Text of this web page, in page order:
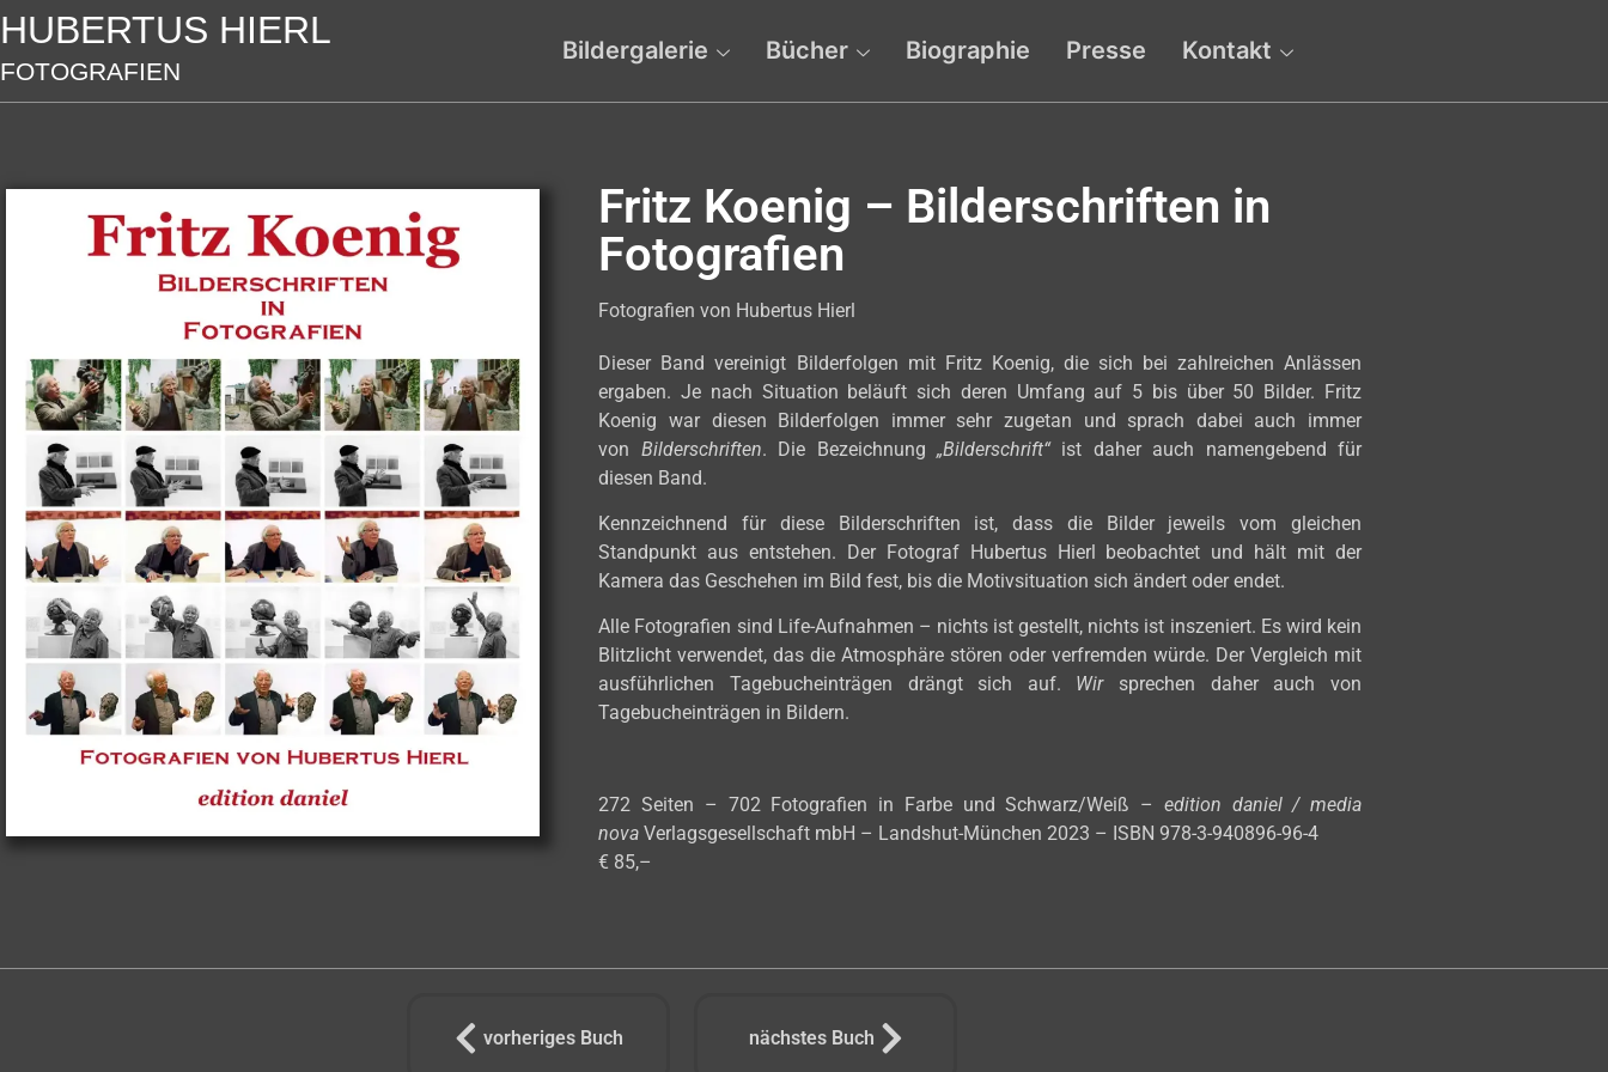
HUBERTUS HIERL
FOTOGRAFIEN
Bildergalerie Bücher Biographie Presse Kontakt
Fritz Koenig – Bilderschriften in
Fotografien
Fotografien von Hubertus Hierl
Dieser Band vereinigt Bilderfolgen mit Fritz Koenig, die sich bei zahlreichen Anlässen
ergaben. Je nach Situation beläuft sich deren Umfang auf 5 bis über 50 Bilder. Fritz
Koenig war diesen Bilderfolgen immer sehr zugetan und sprach dabei auch immer
von Bilderschriften. Die Bezeichnung „Bilderschrift“ist daher auch namengebend für
diesen Band.
Kennzeichnend für diese Bilderschriften ist, dass die Bilder jeweils vom gleichen
Standpunkt aus entstehen. Der Fotograf Hubertus Hierl beobachtet und hält mit der
Kamera das Geschehen im Bild fest, bis die Motivsituation sich ändert oder endet.
Alle Fotografien sind Life-Aufnahmen – nichts ist gestellt, nichts ist inszeniert. Es wird kein
Blitzlicht verwendet, das die Atmosphäre stören oder verfremden würde. Der Vergleich mit
ausführlichen Tagebucheinträgen drängt sich auf. Wirsprechen daher auch von
Tagebucheinträgen in Bildern.
272 Seiten – 702 Fotografien in Farbe und Schwarz/Weiß – edition daniel / media
nova Verlagsgesellschaft mbH – Landshut-München 2023 – ISBN 978-3-940896-96-4
€ 85,–
vorheriges Buch nächstes Buch